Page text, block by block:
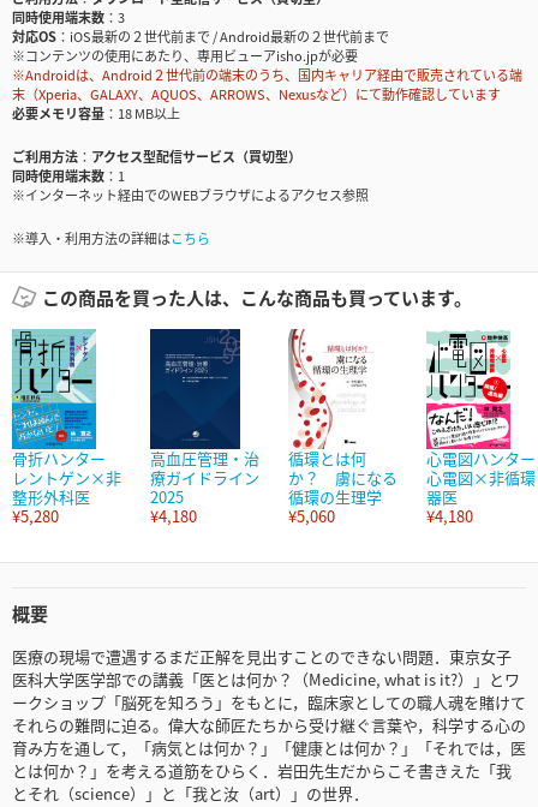
同時使用端末数
3
対応OS
iOS最新の２世代前まで / Android最新の２世代前まで
※コンテンツの使用にあたり、専用ビューアisho.jpが必要
※Androidは、Android２世代前の端末のうち、国内キャリア経由で販売されている端
末（Xperia、GALAXY、AQUOS、ARROWS、Nexusなど）にて動作確認しています
必要メモリ容量
18 MB以上
ご利用方法
アクセス型配信サービス（買切型）
同時使用端末数
1
※インターネット経由でのWEBブラウザによるアクセス参照
※導入・利用方法の詳細はこちら
この商品を買った人は、こんな商品も買っています。
骨折ハンター
レントゲン×非
整形外科医
¥5,280
高血圧管理・治
療ガイドライン
2025
¥4,180
循環とは何
か？ 虜になる
循環の生理学
¥5,060
心電図ハンター
心電図×非循環
器医
¥4,180
概要
医療の現場で遭遇するまだ正解を見出すことのできない問題．東京女子
医科大学医学部での講義「医とは何か？（Medicine, what is it?）」とワ
ークショップ「脳死を知ろう」をもとに，臨床家としての職人魂を賭けて
それらの難問に迫る。偉大な師匠たちから受け継ぐ言葉や，科学する心の
育み方を通して，「病気とは何か？」「健康とは何か？」「それでは，医
とは何か？」を考える道筋をひらく．岩田先生だからこそ書きえた「我
とそれ（science）」と「我と汝（art）」の世界．